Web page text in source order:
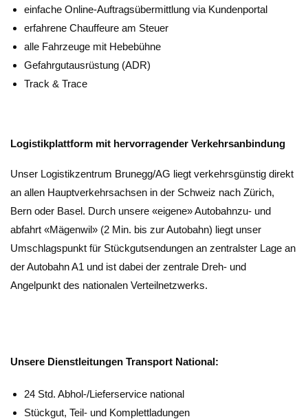
einfache Online-Auftragsübermittlung via Kundenportal
erfahrene Chauffeure am Steuer
alle Fahrzeuge mit Hebebühne
Gefahrgutausrüstung (ADR)
Track & Trace
Logistikplattform mit hervorragender Verkehrsanbindung
Unser Logistikzentrum Brunegg/AG liegt verkehrsgünstig direkt
an allen Hauptverkehrsachsen in der Schweiz nach Zürich,
Bern oder Basel. Durch unsere «eigene» Autobahnzu- und
abfahrt «Mägenwil» (2 Min. bis zur Autobahn) liegt unser
Umschlagspunkt für Stückgutsendungen an zentralster Lage an
der Autobahn A1 und ist dabei der zentrale Dreh- und
Angelpunkt des nationalen Verteilnetzwerks.
Unsere Dienstleitungen Transport National:
24 Std. Abhol-/Lieferservice national
Stückgut, Teil- und Komplettladungen